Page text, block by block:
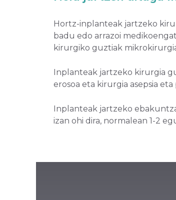
Hortz-inplanteak jartzeko
badu edo arrazoi
kirurgiko guztiak
Inplanteak jartzeko kirurgia
erosoa eta kirurgia asepsia
Inplanteak jartzeko
izan ohi dira, normalean 1-2